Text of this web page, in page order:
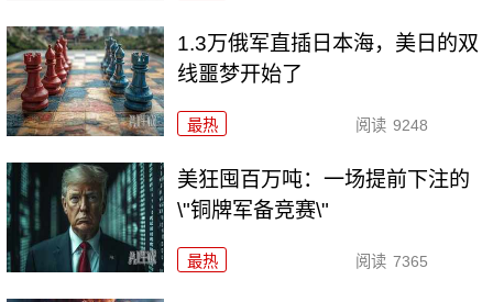
1.3万俄军直插日本海，美日的双
线噩梦开始了
最热 阅读 9248
美狂囤百万吨：一场提前下注的
\"铜牌军备竞赛\"
最热 阅读 7365